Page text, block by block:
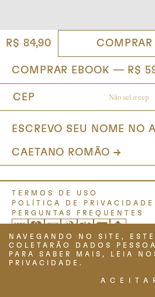
R$ 84,90 COMPRAR
ESCREVO SEU NOME NO
CAETANO ROMÃO
NAVEGANDO NO SITE,
COLETARÃO DADOS
PARA SABER MAIS, LEIA
PRIVACIDADE.
TERMOS DE USO
POLÍTICA DE PRIVACIDADE
PERGUNTAS FREQUENTES